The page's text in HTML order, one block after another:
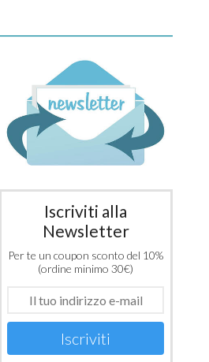
Iscriviti alla
Newsletter
Per te un coupon sconto del 10%
(ordine minimo 30€)
Iscriviti